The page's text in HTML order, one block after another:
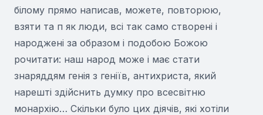
білому прямо написав, можете, повторюю,
взяти та п як люди, всі так само створені і
народжені за образом і подобою Божою
рочитати: наш народ може і має стати
знаряддям генія з геніїв, антихриста, який
нарешті здійснить думку про всесвітню
монархію… Скільки було цих діячів, які хотіли